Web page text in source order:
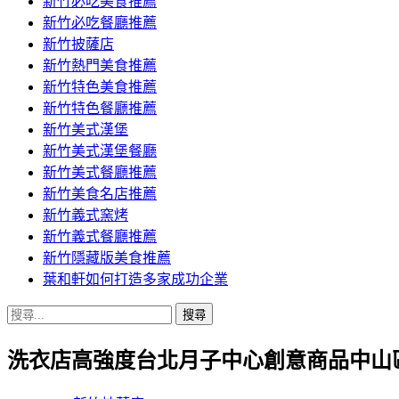
新竹必吃餐廳推薦
新竹披薩店
新竹熱門美食推薦
新竹特色美食推薦
新竹特色餐廳推薦
新竹美式漢堡
新竹美式漢堡餐廳
新竹美式餐廳推薦
新竹美食名店推薦
新竹義式窯烤
新竹義式餐廳推薦
新竹隱藏版美食推薦
葉和軒如何打造多家成功企業
搜
關
洗衣店高強度台北月子中心創意商品中山